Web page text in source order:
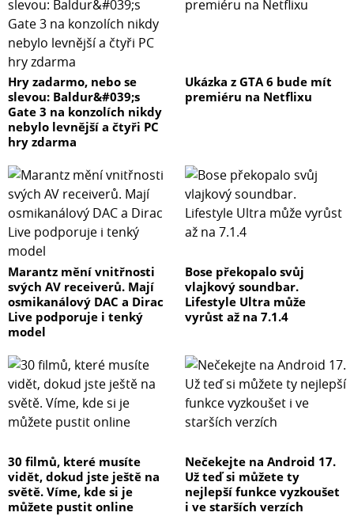
Hry zadarmo, nebo se
slevou: Baldur&#039;s
Gate 3 na konzolích nikdy
nebylo levnější a čtyři PC
hry zdarma
Ukázka z GTA 6 bude mít
premiéru na Netflixu
Marantz mění vnitřnosti
svých AV receiverů. Mají
osmikanálový DAC a Dirac
Live podporuje i tenký
model
Bose překopalo svůj
vlajkový soundbar.
Lifestyle Ultra může
vyrůst až na 7.1.4
30 filmů, které musíte
vidět, dokud jste ještě na
světě. Víme, kde si je
můžete pustit online
Nečekejte na Android 17.
Už teď si můžete ty
nejlepší funkce vyzkoušet
i ve starších verzích